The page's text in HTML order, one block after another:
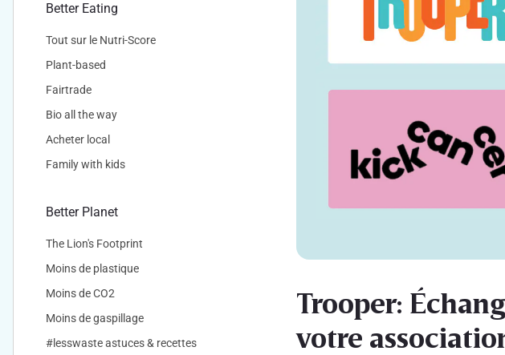
Better Eating
Tout sur le Nutri-Score
Plant-based
Fairtrade
Bio all the way
Acheter local
Family with kids
Better Planet
The Lion's Footprint
Moins de plastique
Moins de CO2
Moins de gaspillage
#lesswaste astuces & recettes
Trooper:
votre